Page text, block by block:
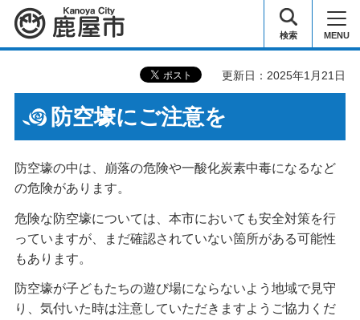
鹿屋市 検索 MENU
更新日：2025年1月21日
防空壕にご注意を
防空壕の中は、崩落の危険や一酸化炭素中毒になるなど
の危険があります。
危険な防空壕については、本市においても安全対策を行
っていますが、まだ確認されていない箇所がある可能性
もあります。
防空壕が子どもたちの遊び場にならないよう地域で見守
り、気付いた時は注意していただきますようご協力くだ